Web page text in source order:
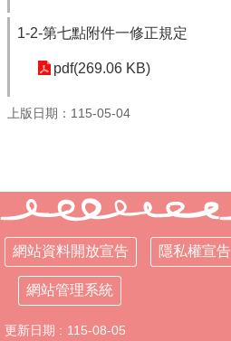
辦
視
區
English
Version
課
程
總
1-2-第七點附件一修正規定
pdf(269.06 KB)
上版日期：115-05-04
網站資料開放宣告 隱私權宣告
網站管理系統
更新日期 115-08-05